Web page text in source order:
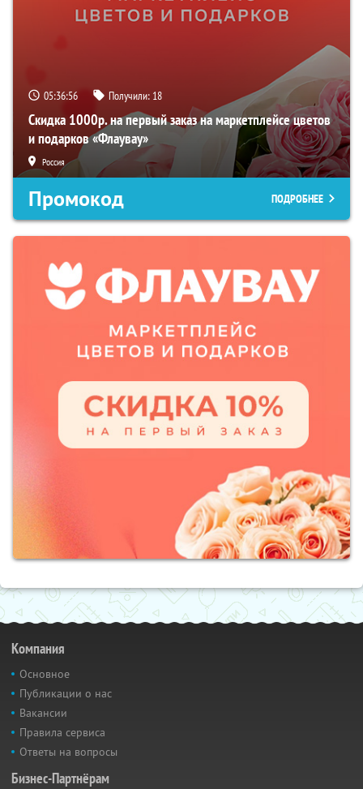
05:36:55 Получили: 18
Скидка 1000р. на первый заказ на маркетплейсе цветов
и подарков «Флаувау»
Россия
Промокод ПОДРОБНЕЕ
Компания
Основное
Публикации о нас
Вакансии
Правила сервиса
Ответы на вопросы
Бизнес-Партнёрам